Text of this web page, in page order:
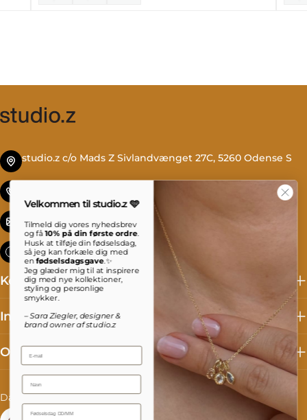
studio.z c/o Mads Z Sivlandvænget 27C, 5260 Odense S
info@studioz.dk
Mandag til torsdag: 8 - 16 Fredag: 8 - 15:30
Kollektioner
Information
Om studio.z
S
Dansk
L
Danmark (DKK kr.)
Velkommen til studio.z 🩵
Tilmeld dig vores nyhedsbrev
og få10% på din første ordre.
Husk at tilføje din fødselsdag,
så jeg kan forkæle dig med
enfødselsdagsgave.✨
Jeg glæder mig til at inspirere
dig med nye kollektioner,
styling og personlige
smykker.
– Sara Ziegler, designer &
brand owner af studio.z
Email
Name